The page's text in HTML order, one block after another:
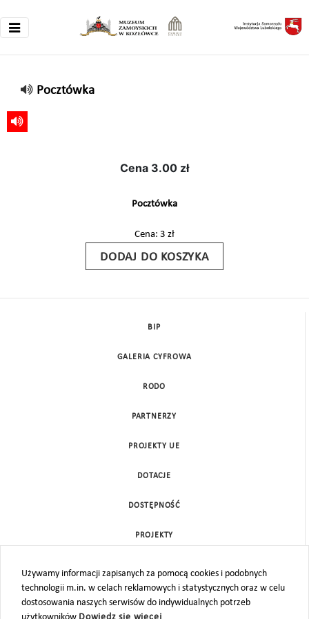
Pocztówka
Cena 3.00 zł
Pocztówka
Cena: 3 zł
DODAJ DO KOSZYKA
Używamy informacji zapisanych za pomocą cookies i podobnych
technologii m.in. w celach reklamowych i statystycznych oraz w celu
dostosowania naszych serwisów do indywidualnych potrzeb
BIP
GALERIA CYFROWA
RODO
PARTNERZY
PROJEKTY UE
DOTACJE
DOSTĘPNOŚĆ
PROJEKTY
MAPA STRONY